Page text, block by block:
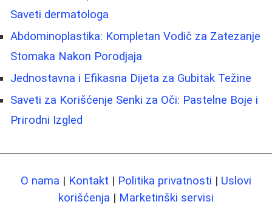
Saveti dermatologa
Abdominoplastika: Kompletan Vodič za Zatezanje
Stomaka Nakon Porodjaja
Jednostavna i Efikasna Dijeta za Gubitak Težine
Saveti za Korišćenje Senki za Oči: Pastelne Boje i
Prirodni Izgled
O nama | Kontakt | Politika privatnosti | Uslovi
korišćenja | Marketinški servisi